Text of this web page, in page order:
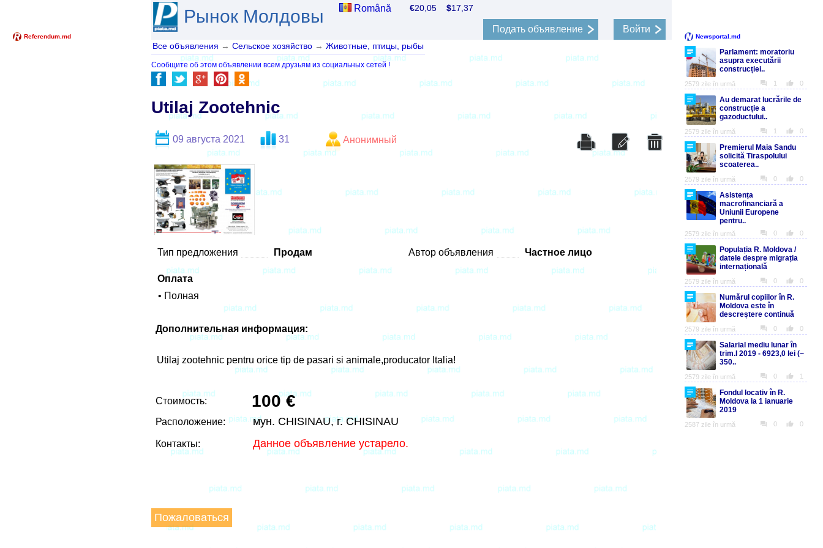
Рынок Молдовы Română €20,05$17,37
Подать объявление Войти
Все объявления → Сельское хозяйство → Животные, птицы, рыбы
Сообщите об этом объявлении всем друзьям из социальных сетей !
Utilaj Zootehnic
09 августа 2021 31 Анонимный
Тип предложения Продам Автор объявления Частное лицо
Оплата
• Полная
Дополнительная информация:
Utilaj zootehnic pentru orice tip de pasari si animale,producator Italia!
Стоимость: 100 €
Расположение: мун. CHISINAU, г. CHISINAU
Контакты: Данное объявление устарело.
Пожаловаться